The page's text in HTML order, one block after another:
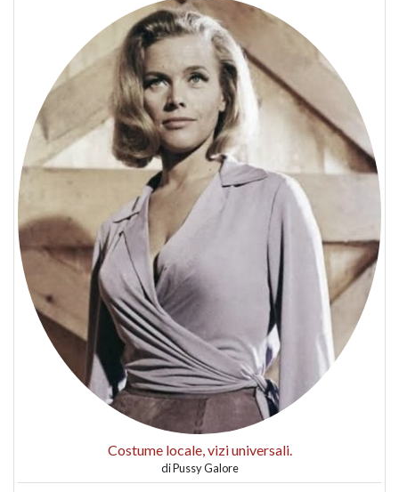
Costume locale, vizi universali.
diPussy Galore